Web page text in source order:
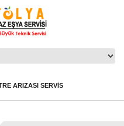
ARIZASI SERVIS